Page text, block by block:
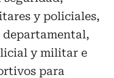
y policiales,
departamental,
y militar e
para